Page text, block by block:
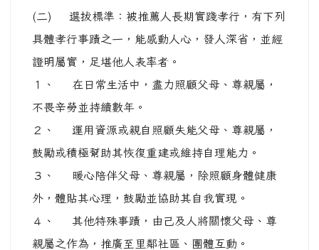
(二) 選拔標準：被推薦人長期實踐孝行，有下列
具體孝行事蹟之一，能感動人心，發人深省，並經
證明屬實，足堪他人表率者。
１、 在日常生活中，盡力照顧父母、尊親屬，
不畏辛勞並持續數年。
２、 運用資源或親自照顧失能父母、尊親屬，
鼓勵或積極幫助其恢復重建或維持自理能力。
３、 暖心陪伴父母、尊親屬，除照顧身體健康
外，體貼其心理，鼓勵並協助其自我實現。
４、 其他特殊事蹟，由己及人將關懷父母、尊
親屬之作為，推廣至里鄰社區、團體互動。